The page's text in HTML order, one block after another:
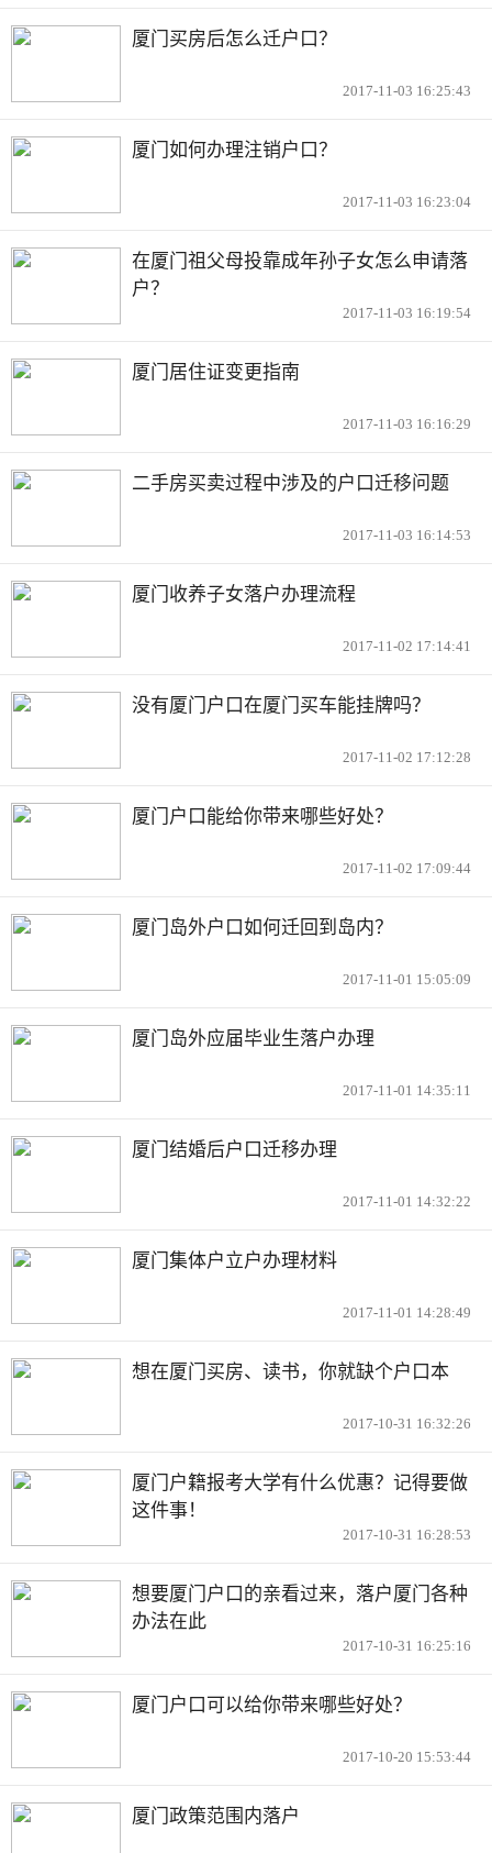
厦门买房后怎么迁户口？
2017-11-03 16:25:43
厦门如何办理注销户口？
2017-11-03 16:23:04
在厦门祖父母投靠成年孙子女怎么申请落
户？
2017-11-03 16:19:54
厦门居住证变更指南
2017-11-03 16:16:29
二手房买卖过程中涉及的户口迁移问题
2017-11-03 16:14:53
厦门收养子女落户办理流程
2017-11-02 17:14:41
没有厦门户口在厦门买车能挂牌吗？
2017-11-02 17:12:28
厦门户口能给你带来哪些好处？
2017-11-02 17:09:44
厦门岛外户口如何迁回到岛内？
2017-11-01 15:05:09
厦门岛外应届毕业生落户办理
2017-11-01 14:35:11
厦门结婚后户口迁移办理
2017-11-01 14:32:22
厦门集体户立户办理材料
2017-11-01 14:28:49
想在厦门买房、读书，你就缺个户口本
2017-10-31 16:32:26
厦门户籍报考大学有什么优惠？记得要做
这件事！
2017-10-31 16:28:53
想要厦门户口的亲看过来，落户厦门各种
办法在此
2017-10-31 16:25:16
厦门户口可以给你带来哪些好处？
2017-10-20 15:53:44
厦门政策范围内落户